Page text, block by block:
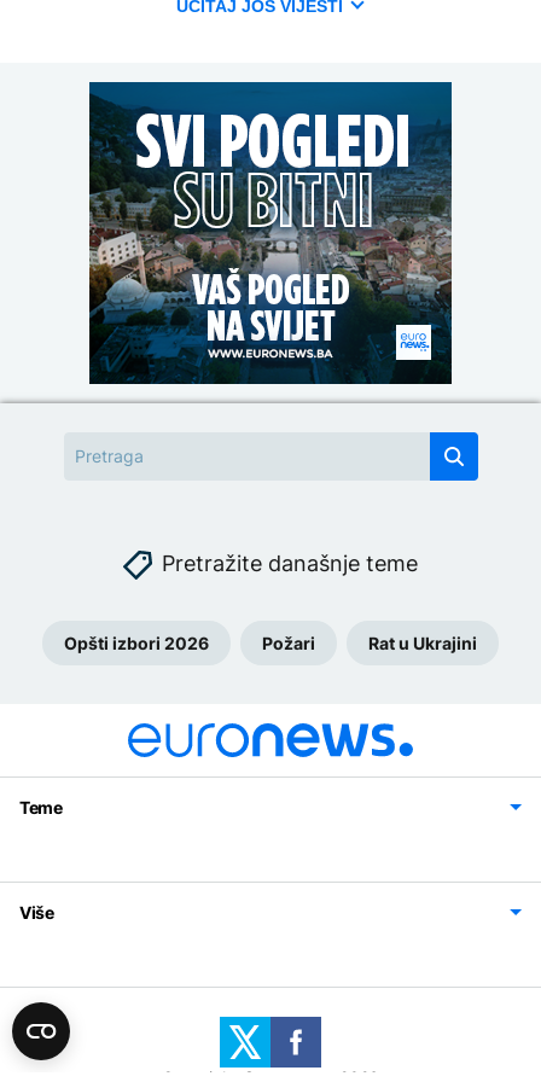
UČITAJ JOŠ VIJESTI
Pretražite današnje teme
Opšti izbori 2026 Požari Rat u Ukrajini
Teme
Svijet
Sport
Magazin
Više
Politika privatnosti
Uslovi korišćenja
Copyright © euronews 2026